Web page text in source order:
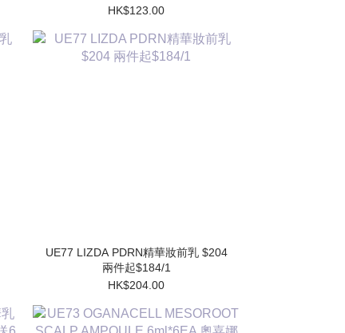
支起$110/1
HK$123.00
UE77 LIZDA PDRN精華妝前乳 $204
兩件起$184/1
HK$204.00